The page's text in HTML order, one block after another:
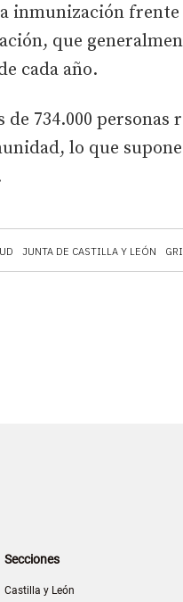
JUNTA DE CASTILLA Y LEÓN
inmunización
que
cada año.
de 734.000
lo que
Secciones
Castilla y León